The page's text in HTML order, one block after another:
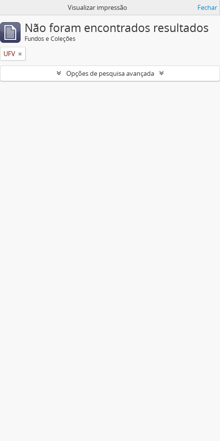
Visualizar impressão Fechar
Não foram encontrados resultados
Fundos e Coleções
UFV
Opções de pesquisa avançada